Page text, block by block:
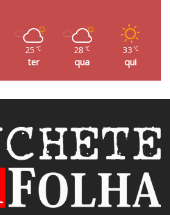
25 ℃
ter
28 ℃
qua
33 ℃
qui